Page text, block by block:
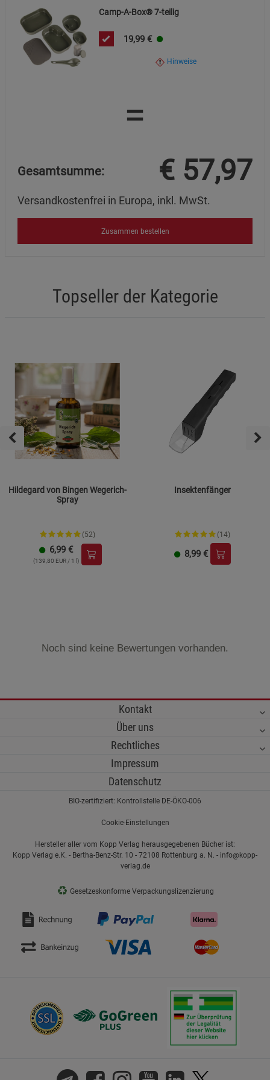
Camp-A-Box® 7-teilig
19,99 €
Hinweise
=
Gesamtsumme: € 57,97
Versandkostenfrei in Europa, inkl. MwSt.
Zusammen bestellen
Topseller der Kategorie
Hildegard von Bingen Wegerich-
Spray
(52)
6,99 €
(139,80 EUR / 1 l)
Insektenfänger
(14)
8,99 €
Noch sind keine Bewertungen vorhanden.
Kontakt
Über uns
Rechtliches
Impressum
Datenschutz
BIO-zertifiziert: Kontrollstelle DE-ÖKO-006
Cookie-Einstellungen
Hersteller aller vom Kopp Verlag herausgegebenen Bücher ist:
Kopp Verlag e.K. - Bertha-Benz-Str. 10 - 72108 Rottenburg a. N. - info@kopp-
verlag.de
♻ Gesetzeskonforme Verpackungslizenzierung